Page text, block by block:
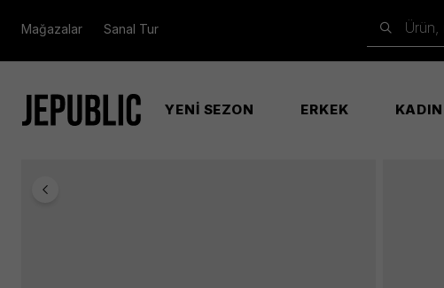
Mağazalar Sanal Tur
YENİ SEZON ERKEK KADIN
Anıse Convertıble Xbody Flap Kadın Bej Çanta
Kadın
Anasayfa